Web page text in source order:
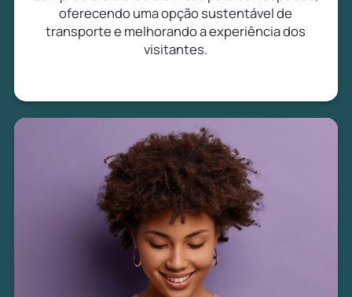
oferecendo uma opção sustentável de
transporte e melhorando a experiência dos
visitantes.